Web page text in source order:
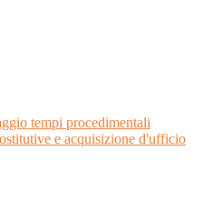
tempi procedimentali
e acquisizione d'ufficio